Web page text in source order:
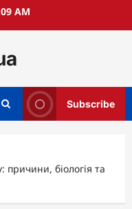
AM
Subscribe
біологія та